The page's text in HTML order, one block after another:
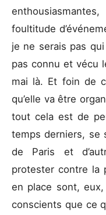
foultitude
je ne serais pas qui
pas connu et vécu
mai là. Et foin de
qu’elle va être
tout cela est de
temps derniers, se
de Paris et
protester contre la
en place sont, eux,
conscients que ce